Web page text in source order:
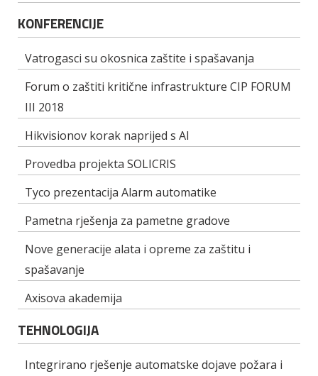
KONFERENCIJE
Vatrogasci su okosnica zaštite i spašavanja
Forum o zaštiti kritične infrastrukture CIP FORUM
III 2018
Hikvisionov korak naprijed s AI
Provedba projekta SOLICRIS
Tyco prezentacija Alarm automatike
Pametna rješenja za pametne gradove
Nove generacije alata i opreme za zaštitu i
spašavanje
Axisova akademija
TEHNOLOGIJA
Integrirano rješenje automatske dojave požara i